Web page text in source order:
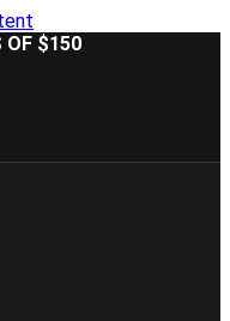
OF $150